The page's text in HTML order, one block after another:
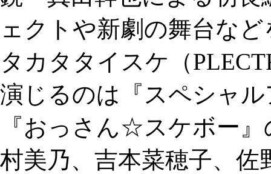
ェクトや新劇の舞台な
タカタタイスケ（
演じるのは『スペシャ
『おっさん☆スケボー
村美乃、吉本菜穂子、佐